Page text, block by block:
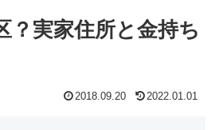
？実家住所と金持ち
2018.09.20 2022.01.01